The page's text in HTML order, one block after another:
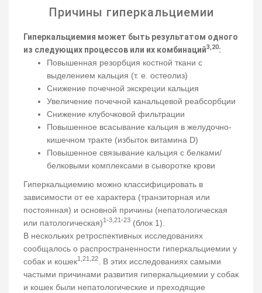
Причины гиперкальциемии
Гиперкальциемия может быть результатом одного
из следующих процессов или их комбинаций3,20:
Повышенная резорбция костной ткани с
выделением кальция (т. е. остеолиз)
Снижение почечной экскреции кальция
Увеличение почечной канальцевой реабсорбции
Снижение клубочковой фильтрации
Повышенное всасывание кальция в желудочно-
кишечном тракте (избыток витамина D)
Повышенное связывание кальция с белками/
белковыми комплексами в сыворотке крови
Гиперкальциемию можно классифицировать в
зависимости от ее характера (транзиторная или
постоянная) и основной причины (непатологическая
или патологическая)1-3,21-23 (блок 1).
В нескольких ретроспективных исследованиях
сообщалось о распространенности гиперкальциемии у
собак и кошек1,21,22
. В этих исследованиях самыми
частыми причинами развития гиперкальциемии у собак
и кошек были непатологические и преходящие